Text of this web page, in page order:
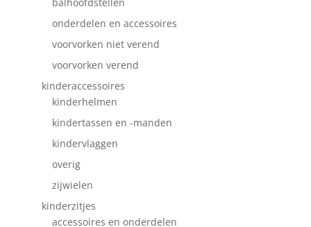
onderdelen en accessoires
voorvorken niet verend
voorvorken verend
kinderaccessoires
kinderhelmen
kindertassen en -manden
kindervlaggen
overig
zijwielen
kinderzitjes
accessoires en onderdelen